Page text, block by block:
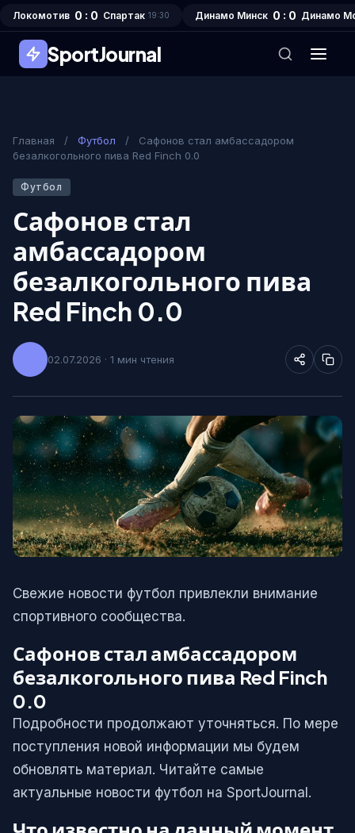
Локомотив 0 : 0 Спартак 19:30 Динамо Минск 0 : 0 Динамо
SportJournal
Главная / Футбол /
Сафонов стал амбассадором
безалкогольного пива Red Finch 0.0
Футбол
Сафонов стал
амбассадором
безалкогольного пива
Red Finch 0.0
02.07.2026 · 1 мин чтения
Свежие новости футбол привлекли внимание
спортивного сообщества.
Сафонов стал амбассадором
безалкогольного пива Red Finch
0.0
Подробности продолжают уточняться. По мере
поступления новой информации мы будем
обновлять материал. Читайте самые
актуальные новости футбол на SportJournal.